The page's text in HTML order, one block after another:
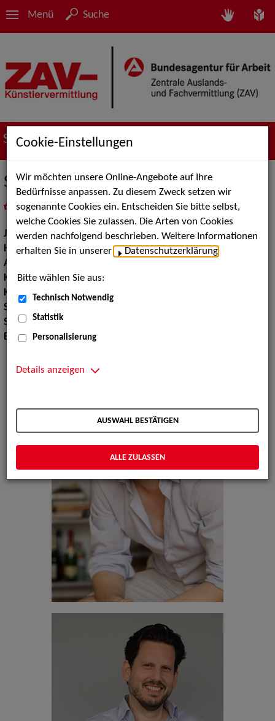
Menü Suche
Suche nach Künstler*innen
Sebastian Natto
als PDF speichern
inMeine Merklistelegen
Jahrgang:1984
Haarfarbe:braun
Augenfarbe:
Körpergröße:184 cm
Konfektionsgröße:52
Schuhgröße:
Sport:
Skilaufen, Snowboard
Erscheinungsbild:Mitteleuropäisch, Südeuropäisch
Cookie-Einstellungen
Wir möchten unsere Online-Angebote auf Ihre
Bedürfnisse anpassen. Zu diesem Zweck setzen wir
sogenannte Cookies ein. Entscheiden Sie bitte selbst,
welche Cookies Sie zulassen. Die Arten von Cookies
werden nachfolgend beschrieben. Weitere Informationen
erhalten Sie in unserer
Datenschutzerklärung
Bitte wählen Sie aus:
Technisch Notwendig
Statistik
Personalisierung
Details anzeigen
AUSWAHL BESTÄTIGEN
ALLE ZULASSEN